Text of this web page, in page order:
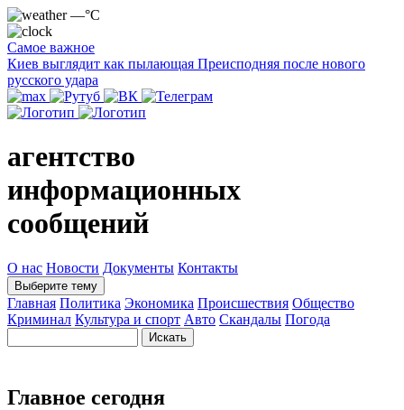
—°C
Самое важное
Киев выглядит как пылающая Преисподняя после нового
русского удара
агентство
информационных
сообщений
О нас Новости Документы Контакты
Выберите тему
Главная Политика Экономика Происшествия Общество
Криминал Культура и спорт Авто Скандалы Погода
Главное сегодня